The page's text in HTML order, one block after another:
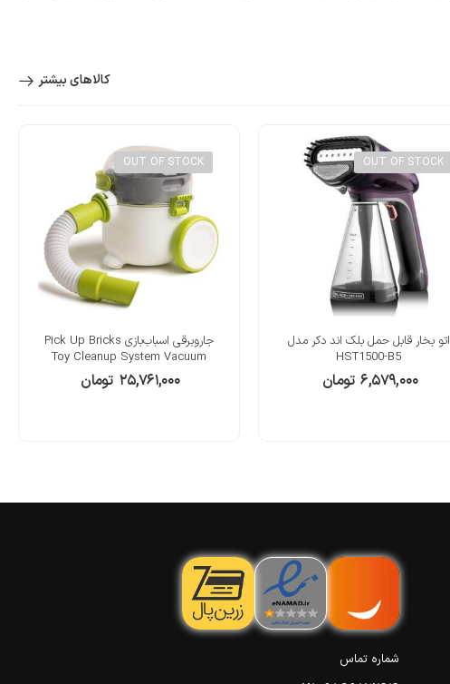
کالاهای بیشتر
OUT OF STOCK
اتو بخار قابل حمل بلک اند دکر مدل
HST1500-B5
۶,۵۷۹,۰۰۰ تومان
OUT OF STOCK
جاروبرقی اسباب‌بازی Pick Up Bricks
Toy Cleanup System Vacuum
۲۵,۷۶۱,۰۰۰ تومان
شماره تماس